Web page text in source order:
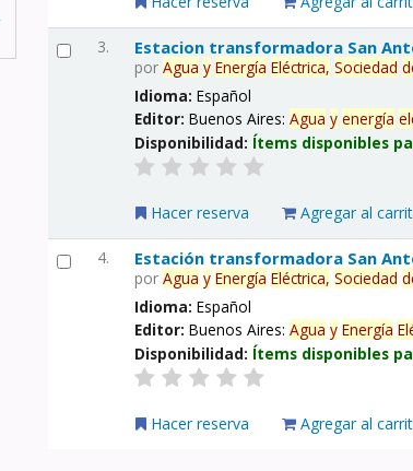
3. Estacion transformadora San
porAgua y Energía Eléctrica, Sociedad
Idioma:Español
Editor:Buenos Aires:Agua y energía
Disponibilidad: Ítems disponibles
Hacer reserva Agregar al
4. Estación transformadora San
porAgua y Energía Eléctrica, Sociedad
Idioma:Español
Editor:Buenos Aires:Agua y Energía
Disponibilidad: Ítems disponibles
Hacer reserva Agregar al